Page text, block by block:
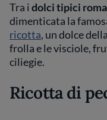
Tra idolci tipici
dimenticata la
ricotta, un dolce
frolla e le visciole,
ciliegie.
Ricotta di